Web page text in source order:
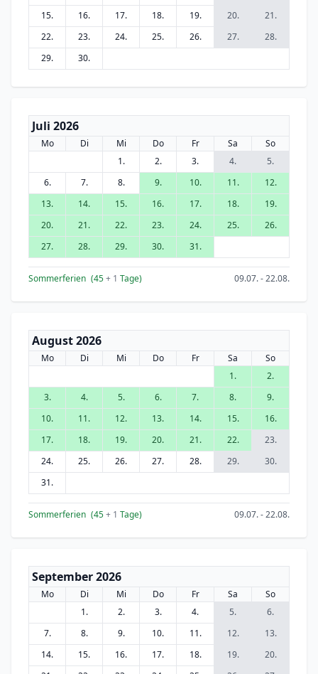
15. 16. 17. 18. 19. 20.
21.
22.
23. 24. 25. 26. 27.
28.
29.
30.
Juli 2026
Mo Di Mi Do Fr Sa
So
1.
2. 3. 4.
5.
6.
7. 8. 9. 10. 11.
12.
13.
14. 15. 16. 17. 18.
19.
20.
21. 22. 23. 24. 25.
26.
27.
28. 29. 30. 31.
Sommerferien (45+ 1 Tage) 09.07. - 22.08.
August 2026
Mo Di Mi Do Fr Sa
So
1.
2.
3.
4. 5. 6. 7. 8.
9.
10.
11. 12. 13. 14. 15.
16.
17.
18. 19. 20. 21. 22.
23.
24.
25. 26. 27. 28. 29.
30.
31.
Sommerferien (45+ 1 Tage) 09.07. - 22.08.
September 2026
Mo Di Mi Do Fr Sa
So
1.
2. 3. 4. 5.
6.
7.
8. 9. 10. 11. 12.
13.
14.
15. 16. 17. 18. 19.
20.